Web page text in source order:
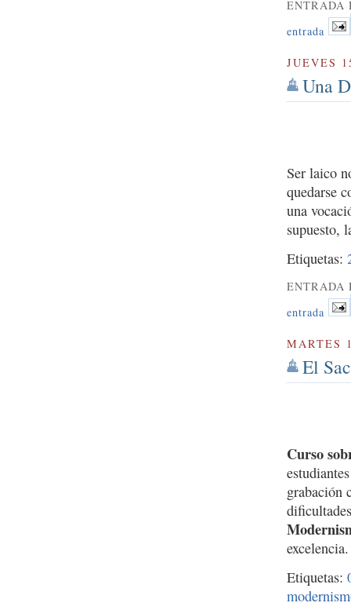
ENTRADA
entrada
JUEVES
Una
Ser laico
quedarse
una
supuesto,
Etiquetas:
ENTRADA
entrada
MARTES
El
Curso
grabación
excelencia.
Etiquetas: